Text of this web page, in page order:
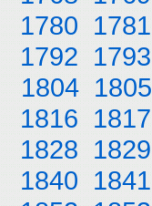
1780 1781
1792 1793
1804 1805
1816 1817
1828 1829
1840 1841